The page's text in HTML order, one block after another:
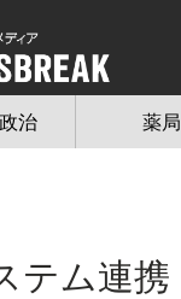
治 薬局
テム連携